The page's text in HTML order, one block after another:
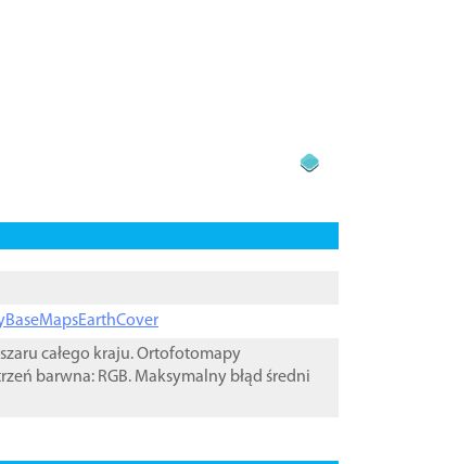
całego kraju. Ortofotomapy
barwna: RGB. Maksymalny błąd średni